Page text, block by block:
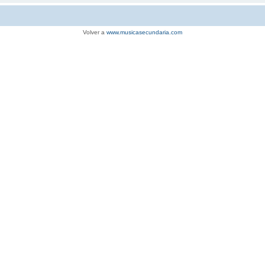
Volver a www.musicasecundaria.com